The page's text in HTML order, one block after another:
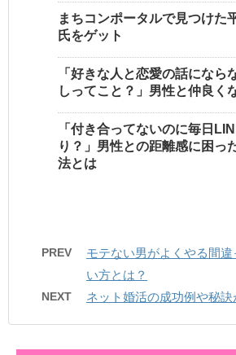
まちコンポータルで見つけた
氏をゲット
「好きな人と恋愛の話になら
しってこと？」男性と仲良く
「付き合ってないのに毎日
り？」男性との距離感に困っ
法とは
PREV
モテない男がよくやる間
い方とは？
NEXT ネット婚活の成功例や秘訣